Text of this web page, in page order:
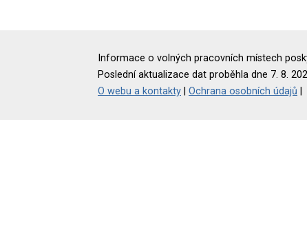
Informace o volných pracovních místech
Poslední aktualizace dat proběhla dne 7. 8.
O webu a kontakty
Ochrana osobních údajů